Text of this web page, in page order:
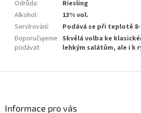
Odrůda:
Riesling
Alkohol:
13% vol.
Servírování:
Podává se při teplotě 8-
Doporučujeme
podávat:
Skvělá volba ke
lehkým salátům, ale i k
Informace pro vás